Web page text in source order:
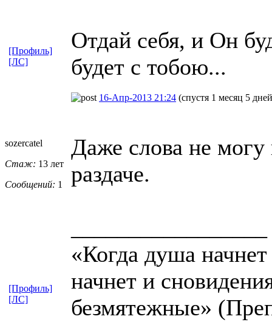
Отдай себя, и Он
будет с тобою...
[Профиль]
[ЛС]
sozercatel
Стаж: 13 лет
Сообщений: 1
16-Апр-2013 21:24 (спустя 1 месяц 5
Даже слова не
раздаче.
«Когда душа начнет
начнет и
безмятежные»
[Профиль]
[ЛС]